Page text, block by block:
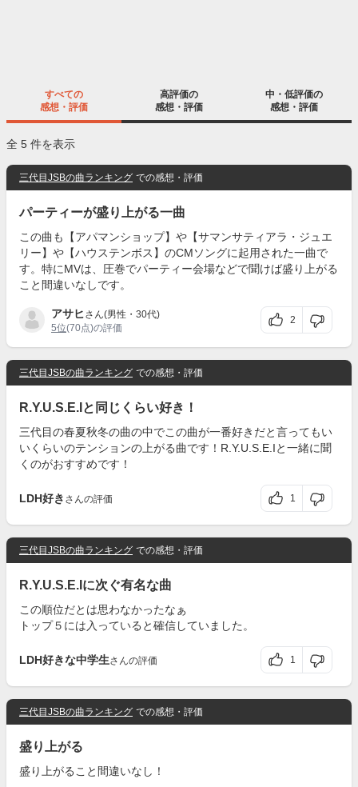
すべての
感想・評価
高評価の
感想・評価
中・低評価の
感想・評価
全 5 件を表示
三代目JSBの曲ランキング での感想・評価
パーティーが盛り上がる一曲
この曲も【アパマンショップ】や【サマンサティアラ・ジュエ
リー】や【ハウステンボス】のCMソングに起用された一曲で
す。特にMVは、圧巻でパーティー会場などで聞けば盛り上がる
こと間違いなしです。
アサヒ さん(男性・30代)
5位(70点)の評価
2
三代目JSBの曲ランキング での感想・評価
R.Y.U.S.E.Iと同じくらい好き！
三代目の春夏秋冬の曲の中でこの曲が一番好きだと言ってもい
いくらいのテンションの上がる曲です！R.Y.U.S.E.Iと一緒に聞
くのがおすすめです！
LDH好き さんの評価 1
三代目JSBの曲ランキング での感想・評価
R.Y.U.S.E.Iに次ぐ有名な曲
この順位だとは思わなかったなぁ
トップ５には入っていると確信していました。
LDH好きな中学生さんの評価 1
三代目JSBの曲ランキング での感想・評価
盛り上がる
盛り上がること間違いなし！